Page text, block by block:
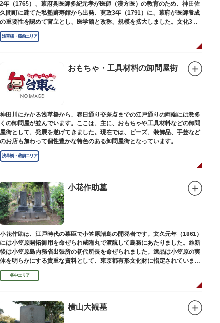
2年（1765）、幕府奥医師多紀元孝が医師（漢方医）の教育のため、神田佐
久間町に建てた私塾躋寿館から出発、寛政3年（1791）に、幕府が医師養成
の重要性を認めて官立とし、医学館と改称、規模を拡大しました。文化3年
（1806）、大火に遭い焼失しましたが、同年に旧向柳原一丁目に移転、再建
されました。
弟育成をはかるなど、江戸時代後期から明治維新に至る日本の医学振興に貢
献しました。
※現在、この場所に「旧躋寿館跡 浅草医学館跡」に関する案内板や説明版
等は設置されておりません。
浅草橋・蔵前エリア
おもちゃ・工具材料の卸問屋街
神田川にかかる浅草橋から、春日通り交差点までの江戸通りの両端には数多
くの卸問屋が並んでいます。ここは、主に、おもちゃや工具材料などの卸問
屋街として、発展を遂げてきました。現在では、ビーズ、装飾品、手芸など
のお店も加わって個性豊かな特色のある卸問屋街となっています。
浅草橋・蔵前エリア
小花作助墓
小花作助は、江戸時代の幕臣で小笠原諸島の開発者です。文久元年（1861）
には小笠原開拓御用を命ぜられ咸臨丸で渡航して島務にあたりました。維新
後は小笠原島内務省出張所の初代所長を命ぜられました。遺品は小笠原の実
体を明らかにする貴重な資料として、東京都有形文化財に指定されていま
す。お墓は谷中霊園にあります。
谷中エリア
横山大観墓